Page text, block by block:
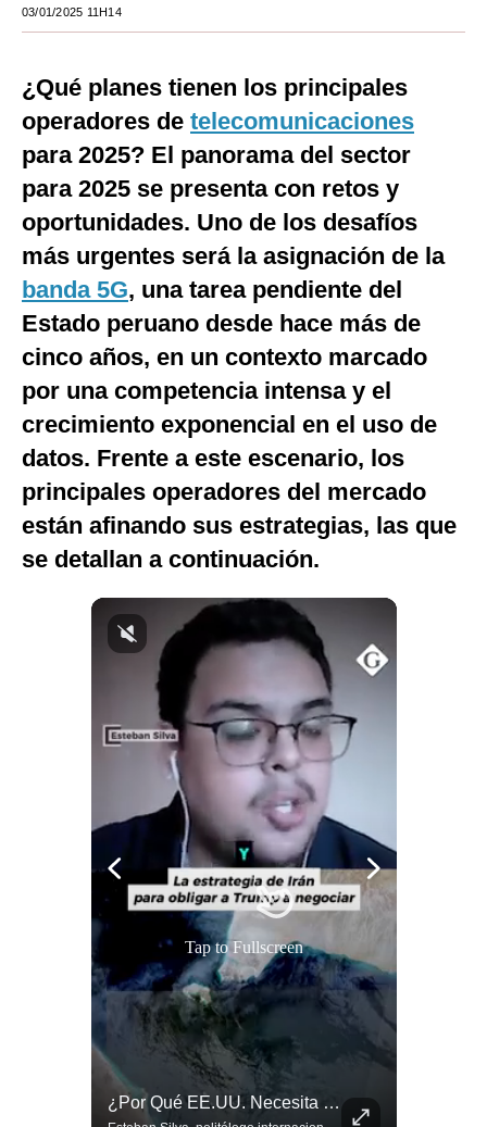
México
España
Internacional
Tecnología
Mix
G de Gestión
Notas Contratadas
Podcast
Gestión TV
Videos
Fotogalerías
gestion.pe
Condiciones
Frecuentes
03/01/2025 11H14
¿Qué planes tienen los principales
operadores de telecomunicaciones
para 2025? El panorama del sector
para 2025 se presenta con retos y
oportunidades. Uno de los desafíos
más urgentes será la asignación de la
banda 5G, una tarea pendiente del
Estado peruano desde hace más de
cinco años, en un contexto marcado
por una competencia intensa y el
crecimiento exponencial en el uso de
datos. Frente a este escenario, los
principales operadores del mercado
están afinando sus estrategias, las que
se detallan a continuación.
¿Por Qué EE.UU. Necesita Desesperadamente Al Golfo? | Gestión Mundo